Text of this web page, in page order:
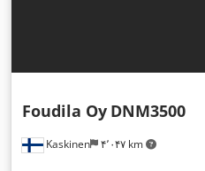
Kaskinen ۴٬۰۴۷ km
Foudila Oy DNM3500